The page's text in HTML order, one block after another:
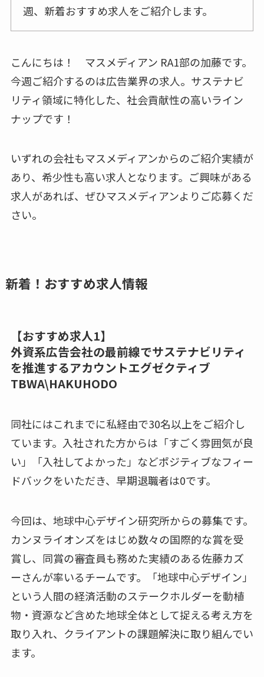
週、新着おすすめ求人をご紹介します。
こんにちは！ マスメディアン RA1部の加藤です。
今週ご紹介するのは広告業界の求人。サステナビ
リティ領域に特化した、社会貢献性の高いライン
ナップです！
いずれの会社もマスメディアンからのご紹介実績が
あり、希少性も高い求人となります。ご興味がある
求人があれば、ぜひマスメディアンよりご応募くだ
さい。
新着！おすすめ求人情報
【おすすめ求人1】
外資系広告会社の最前線でサステナビリティ
を推進するアカウントエグゼクティブ
TBWA\HAKUHODO
同社にはこれまでに私経由で30名以上をご紹介し
ています。入社された方からは「すごく雰囲気が良
い」「入社してよかった」などポジティブなフィー
ドバックをいただき、早期退職者は0です。
今回は、地球中心デザイン研究所からの募集です。
カンヌライオンズをはじめ数々の国際的な賞を受
賞し、同賞の審査員も務めた実績のある佐藤カズ
ーさんが率いるチームです。「地球中心デザイン」
という人間の経済活動のステークホルダーを動植
物・資源など含めた地球全体として捉える考え方を
取り入れ、クライアントの課題解決に取り組んでい
ます。